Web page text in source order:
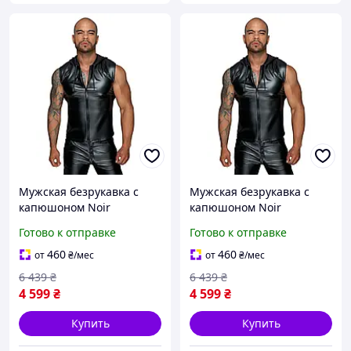
Мужская безрукавка с
капюшоном Noir
Shirt, 3XL, мокрый эффект
Готово к отправке
от460₴/мес
4 599₴
6 439 ₴
Купить
Мужская безрукавка с
капюшоном Noir
Shirt, XXL, мокрый эффект
Готово к отправке
от460₴/мес
4 599₴
6 439 ₴
Купить